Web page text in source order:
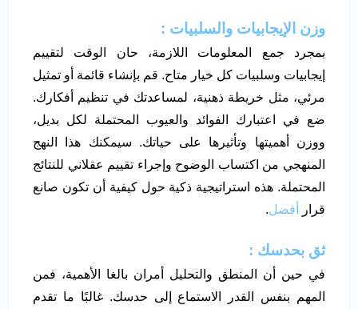
وزن الإيجابيات والسلبيات :
بمجرد جمع المعلومات اللازمة، حان الوقت لتقييم
إيجابيات وسلبيات كل خيار متاح. قم بإنشاء قائمة أو تمثيل
مرئي، مثل خريطة ذهنية، لمساعدتك في تنظيم أفكارك.
ضع في اعتبارك الفوائد والعيوب المحتملة لكل بديل،
ووزن أهميتها وتأثيرها على حياتك. سيمكنك هذا النهج
المنهجي من اكتساب الوضوح وإجراء تقييم عقلاني للنتائج
المحتملة. هذه استراتيجية ذكية حول كيفية أن تكون صانع
قرار
أفضل.
ثق بحدسك :
في حين أن المنطق والتحليل أمران بالغا الأهمية، فمن
المهم بنفس القدر الاستماع إلى حدسك. غالبًا ما تقدم